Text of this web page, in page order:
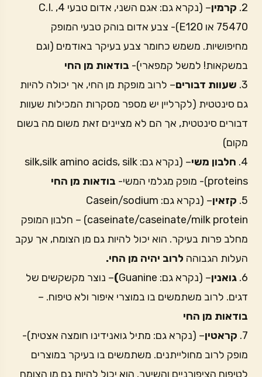
2. קרמין
– (נקרא גם: אגם השני, אדום טבעי 4, C.I.
75470 או E120)- צבע אדום בוהק טבעי המופק
מחיפושיות. משמש כחומר צבע בעיקר באודמים (וגם
במשקאות! למשל קמפארי)- בודאות מן החי
3. שעוות דבורים– לרוב מופקת מן החי, אך יכולה להיות
גם סינטטית (לקרליין יש מספר מסקרות המכילות שעוות
דבורים סינטטית, אך הם לא מציינים זאת משום מה בשום
מקום)
4. חלבון משי
– (נקרא גם: silk,silk amino acids, silk
proteins)- מופק מגלמי המשי-
בודאות מן החי
5. קזאין
– (נקרא גם: Casein/sodium
caseinate/caseinate/milk protein) – חלבון המופק
מחלב פרות בעיקר. הוא יכול להיות גם מן הצומח, אך עקב
העלות הגבוהה לרוב יהיה מן החי.
6. גואנין– (נקרא גם: Guanine )– נוצר מקשקשים של
דגים. לרוב משתמשים בו במוצרי איפור ולא טיפוח. –
בודאות מן החי
7. קראטין– (נקרא גם: מתיל גואנידינו חומצה אצטית)-
מופק לרוב מחולייתנים. משתמשים בו בעיקר במוצרים
לטיפוח הציפורניים והשיער. הוא יכול להיות גם מן הצומח